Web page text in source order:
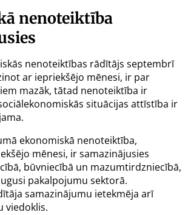
nenoteiktība
nenoteiktības rādītājs septembrī
ar iepriekšējo mēnesi, ir par
mazāk, tātad nenoteiktība ir
situācijas attīstība ir
ekonomiskā nenoteiktība,
mēnesi, ir samazinājusies
būvniecībā un mazumtirdzniecībā,
pakalpojumu sektorā.
samazinājumu ietekmēja arī
viedoklis.